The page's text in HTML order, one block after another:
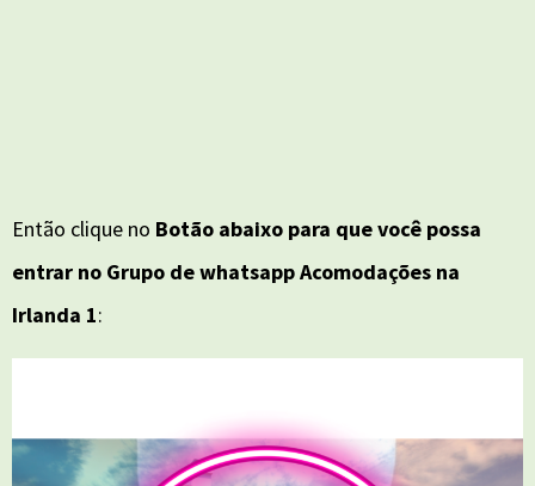
Então clique no Botão abaixo para que você possa
entrar no Grupo de whatsapp Acomodações na
Irlanda 1: